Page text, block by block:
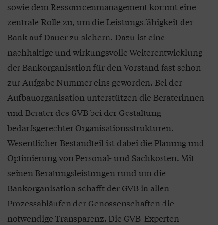
sowie dem Ressourcenmanagement kommt eine
zentrale Rolle zu, um die Leistungsfähigkeit der
Bank auf Dauer zu sichern. Dazu ist eine
nachhaltige und wirkungsvolle Weiterentwicklung
der Bankorganisation für den Vorstand fast schon
zur Aufgabe Nummer eins geworden. Bei der
Aufbauorganisation unterstützen die Beraterinnen
und Berater des GVB bei der Gestaltung
bedarfsgerechter Organisationsstrukturen.
Wesentlicher Bestandteil ist dabei die Planung und
Optimierung von Personal- und Sachkosten. Mit
seinen Beratungsleistungen rund um die
Bankorganisation schafft der GVB in allen
Prozessabläufen der Genossenschaften die
notwendige Transparenz. Die GVB-Experten